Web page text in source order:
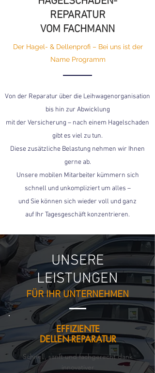
REPARATUR
VOM FACHMANN
Der Hagel- & Dellenprofi – Bei uns ist der
Name Programm
Von der Reparatur über die Leihwagenorganisation
bis hin zur Abwicklung
mit der Versicherung – nach einem Hagelschaden
gibt es viel zu tun.
Diese zusätzliche Belastung nehmen wir Ihnen
gerne ab.
Unsere mobilen Mitarbeiter kümmern sich
schnell und unkompliziert um alles –
und Sie können sich wieder voll und ganz
auf Ihr Tagesgeschäft konzentrieren.
UNSERE
LEISTUNGEN
FÜR IHR UNTERNEHMEN
Schnell, sanft und fachgerecht dank
innovativer
EFFIZIENTE
DELLEN-REPARATUR